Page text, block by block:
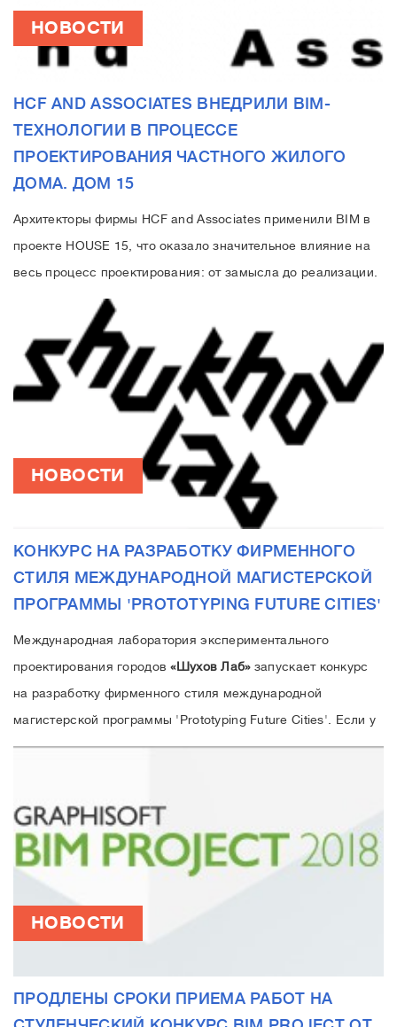
НОВОСТИ
HCF AND ASSOCIATES ВНЕДРИЛИ BIM-
ТЕХНОЛОГИИ В ПРОЦЕССЕ
ПРОЕКТИРОВАНИЯ ЧАСТНОГО ЖИЛОГО
ДОМА. ДОМ 15
Архитекторы фирмы HCF and Associates применили BIM в
проекте HOUSE 15, что оказало значительное влияние на
весь процесс проектирования: от замысла до реализации.
НОВОСТИ
КОНКУРС НА РАЗРАБОТКУ ФИРМЕННОГО
СТИЛЯ МЕЖДУНАРОДНОЙ МАГИСТЕРСКОЙ
ПРОГРАММЫ 'PROTOTYPING FUTURE CITIES'
Международная лаборатория экспериментального
проектирования городов«Шухов Лаб» запускает конкурс
на разработку фирменного стиля международной
магистерской программы 'Prototyping Future Cities'. Если у
вас есть желание попробовать свои творческие
лабораторией в рамках разработки фирменного стиля
магистерской программы и денежное вознаграждение.
НОВОСТИ
ПРОДЛЕНЫ СРОКИ ПРИЕМА РАБОТ НА